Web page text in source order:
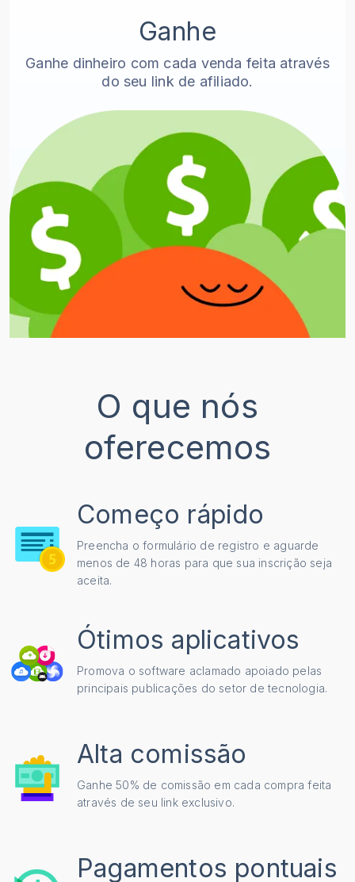
Ganhe
Ganhe dinheiro com cada venda feita através
do seu link de afiliado.
O que nós
oferecemos
Começo rápido
Preencha o formulário de registro e aguarde
menos de 48 horas para que sua inscrição seja
aceita.
Ótimos aplicativos
Promova o software aclamado apoiado pelas
principais publicações do setor de tecnologia.
Alta comissão
Ganhe 50% de comissão em cada compra feita
através de seu link exclusivo.
Pagamentos pontuais